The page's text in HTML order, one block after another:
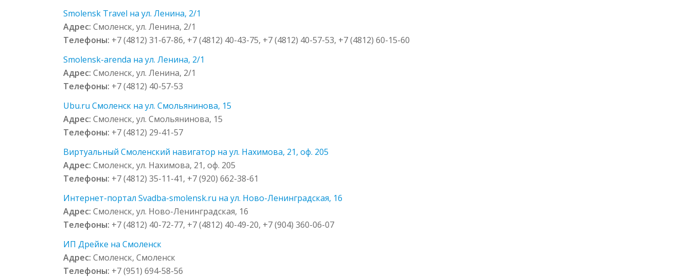
Smolensk Travel на ул. Ленина, 2/1
Адрес:Смоленск, ул. Ленина, 2/1
Телефоны: +7 (4812) 31-67-86, +7 (4812) 40-43-75, +7 (4812) 40-57-53, +7 (4812) 60-15-60
Smolensk-arenda на ул. Ленина, 2/1
Адрес:Смоленск, ул. Ленина, 2/1
Телефоны: +7 (4812) 40-57-53
Ubu.ru Смоленск на ул. Смольянинова, 15
Адрес:Смоленск, ул. Смольянинова, 15
Телефоны: +7 (4812) 29-41-57
Виртуальный Смоленский навигатор на ул. Нахимова, 21, оф. 205
Адрес:Смоленск, ул. Нахимова, 21, оф. 205
Телефоны: +7 (4812) 35-11-41, +7 (920) 662-38-61
Интернет-портал Svadba-smolensk.ru на ул. Ново-Ленинградская, 16
Адрес:Смоленск, ул. Ново-Ленинградская, 16
Телефоны: +7 (4812) 40-72-77, +7 (4812) 40-49-20, +7 (904) 360-06-07
ИП Дрейке на Смоленск
Адрес:Смоленск, Смоленск
Телефоны: +7 (951) 694-58-56